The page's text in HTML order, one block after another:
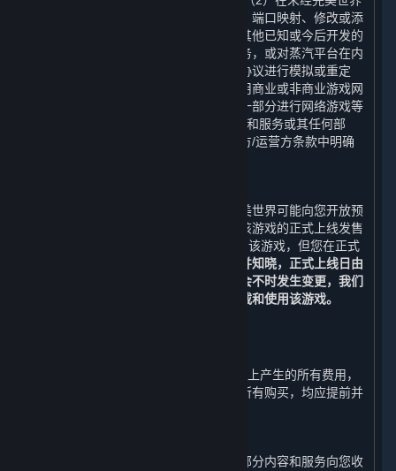
事先书面同意的情况下，通过模拟协议、端口映射、修改或添
加内容和服务的组件、使用应用程序或其他已知或今后开发的
技术，为内容和服务搭建或提供匹配服务，或对蒸汽平台在内
容和服务的任何网络功能中使用的通信协议进行模拟或重定
向，用于在互联网上进行网络游戏、利用商业或非商业游戏网
络或作为内容聚合网络、网站或服务的一部分进行网络游戏等
用途；或（3）为任何商业目的利用内容和服务或其任何部
分，但本协议、附加条款或适用的开发方/运营方条款中明确
在某些游戏正式在平台上线发售前，完美世界可能向您开放预
购，在您付清全部预购款后，您可以在该游戏的正式上线发售
”）下载和使用该游戏，但您在正式
您理解并知晓，正式上线日由
该游戏开发方或游戏运营方决定并可能会不时发生变更，我们
无法承诺或保证您可以在正式上线日下载和使用该游戏。
除以下第3.G条规定的以外，在蒸汽平台上产生的所有费用，
以及使用蒸汽钱包（定义如下）进行的所有购买，均应提前并
使用平台是免费的，但是完美世界会就部分内容和服务向您收